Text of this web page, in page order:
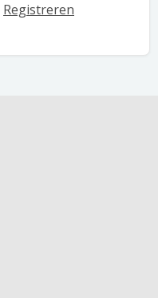
Registreren